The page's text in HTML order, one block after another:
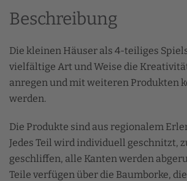
Beschreibung
Die kleinen Häuser als 4-teiliges
vielfältige Art und Weise die
anregen und mit weiteren Produkten
werden.
Die Produkte sind aus regionalem
Jedes Teil wird individuell geschnitzt,
geschliffen, alle Kanten werden
Teile verfügen über die Baumborke,